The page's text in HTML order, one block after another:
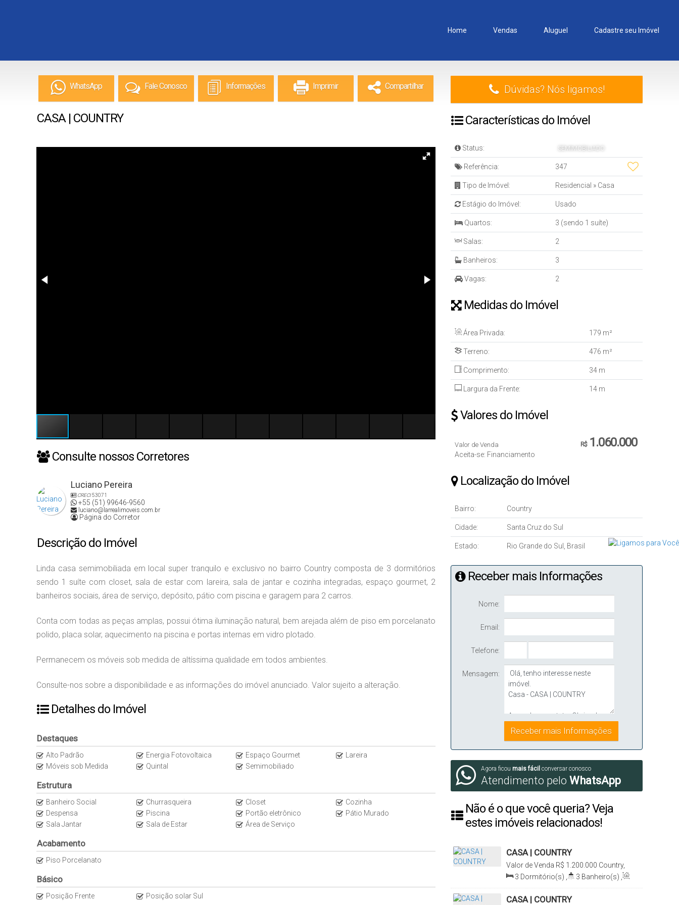
Cadastre seu Imóvel
Aluguel
Vendas
Home
WhatsApp Fale Conosco Informações Imprimir Compartilhar
CASA | COUNTRY
Consulte nossos Corretores
Luciano Pereira
CRECI53071
+55 (51) 99646-9560
luciano@larrealimoveis.com.br
Página do Corretor
Descrição do Imóvel
Linda casa semimobiliada em local super tranquilo e exclusivo no bairro Country composta de 3 dormitórios
sendo 1 suíte com closet, sala de estar com lareira, sala de jantar e cozinha integradas, espaço gourmet, 2
banheiros sociais, área de serviço, depósito, pátio com piscina e garagem para 2 carros.
Conta com todas as peças amplas, possui ótima iluminação natural, bem arejada além de piso em porcelanato
polido, placa solar, aquecimento na piscina e portas internas em vidro plotado.
Permanecem os móveis sob medida de altíssima qualidade em todos ambientes.
Consulte-nos sobre a disponibilidade e as informações do imóvel anunciado. Valor sujeito a alteração.
Detalhes do Imóvel
Destaques
Alto Padrão Energia Fotovoltaica Espaço Gourmet
Lareira
Móveis sob Medida
Quintal Semimobiliado
Estrutura
Banheiro Social Churrasqueira Closet
Cozinha
Despensa
Piscina Portão eletrônico
Pátio Murado
Sala Jantar
Sala de Estar Área de Serviço
Acabamento
Piso Porcelanato
Básico
Posição Frente Posição solar Sul
Dúvidas? Nós ligamos!
Características do Imóvel
Status: SEMIMOBILIADO
Referência: 347
Tipo de Imóvel: Residencial » Casa
Estágio do Imóvel: Usado
Quartos: 3 (sendo 1 suíte)
Salas: 2
Banheiros: 3
Vagas: 2
Medidas do Imóvel
Área Privada: 179 m²
Terreno: 476 m²
Comprimento: 34 m
Largura da Frente: 14 m
Valores do Imóvel
R$1.060.000
Valor de Venda
Aceita-se: Financiamento
Localização do Imóvel
Bairro: Country
Cidade: Santa Cruz do Sul
Estado: Rio Grande do Sul, Brasil
Receber mais Informações
Nome:
Email:
Telefone:
Mensagem:
Agora ficou mais fácil conversar conosco
Atendimento pelo WhatsApp
Não é o que você queria? Veja
estes imóveis relacionados!
CASA | COUNTRY
R$ 1.200.000
Valor de Venda
Country,
Santa Cruz do Sul, Rio Grande do Sul,
3 Dormitório(s) 3 Banheiro(s)
Suíte(s)
2 Vaga(s)
CASA | COUNTRY